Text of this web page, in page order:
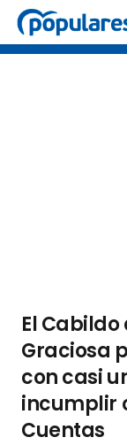
El Cabildo
Graciosa
con casi
incumplir
Cuentas